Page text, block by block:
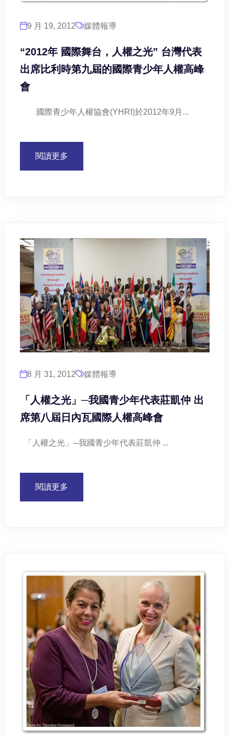
9 月 19, 2012 媒體報導
“2012年 國際舞台，人權之光” 台灣代表
出席比利時第九屆的國際青少年人權高峰
會
國際青少年人權協會(YHRI)於2012年9月...
閱讀更多
8 月 31, 2012 媒體報導
「人權之光」─我國青少年代表莊凱仲 出
席第八屆日內瓦國際人權高峰會
「人權之光」─我國青少年代表莊凱仲 ...
閱讀更多